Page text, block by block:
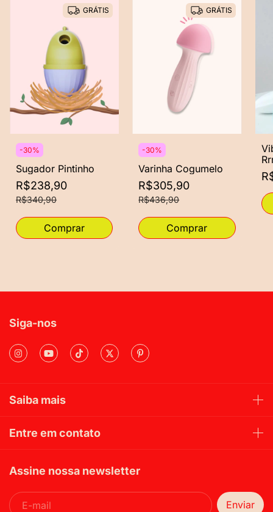
GRÁTIS
-30%
Sugador Pintinho
R$238,90
R$340,90
GRÁTIS
-30%
Varinha Cogumelo
R$305,90
R$436,90
Siga-nos
Saiba mais
Entre em contato
Assine nossa newsletter